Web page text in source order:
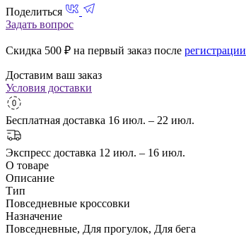
Поделиться
Задать вопрос
Скидка 500 ₽ на первый заказ после регистрации
Доставим ваш заказ
Условия доставки
Бесплатная доставка 16 июл. – 22 июл.
Экспресс доставка 12 июл. – 16 июл.
О товаре
Описание
Тип
Повседневные кроссовки
Назначение
Повседневные, Для прогулок, Для бега